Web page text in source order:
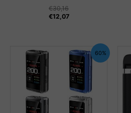
€30,16
€12,07
60%